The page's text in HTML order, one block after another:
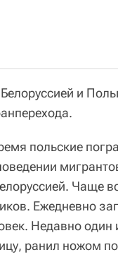
и
польские
Чаще
Ежедневно
Недавно
ранил ножом